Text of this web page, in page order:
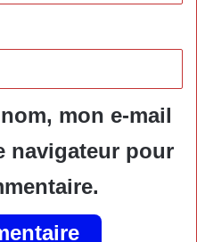
mon e-mail
navigateur pour